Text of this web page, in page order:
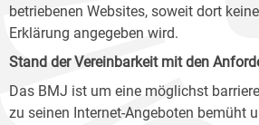
betriebenen Websites, soweit dort
Erklärung angegeben wird.
Stand der Vereinbarkeit mit den
Das BMJ ist um eine möglichst
zu seinen Internet-Angeboten bemüht